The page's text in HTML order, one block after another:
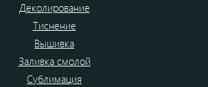
Деколирование
Тиснение
Вышивка
Заливка смолой
Сублимация